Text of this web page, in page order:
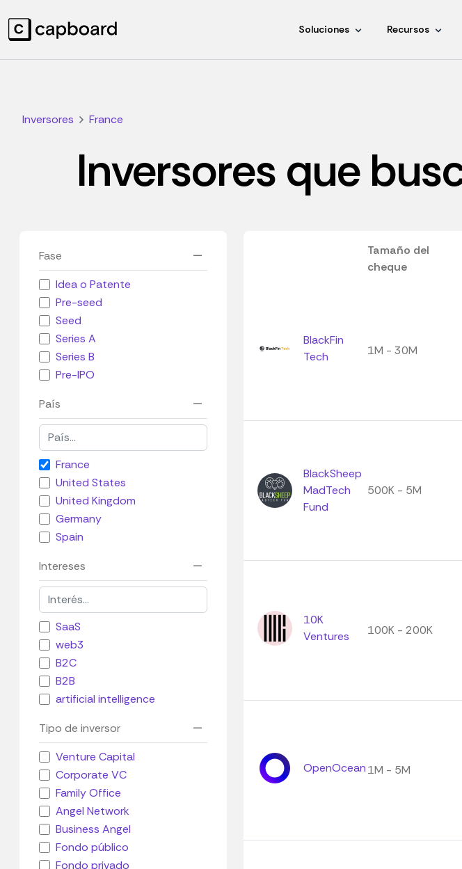
Soluciones Recursos
Inversores France
Inversores que
Fase
Idea o Patente
Pre-seed
Seed
Series A
Series B
Pre-IPO
País
France
United States
United Kingdom
Germany
Spain
Intereses
SaaS
web3
B2C
B2B
artificial intelligence
Tipo de inversor
Venture Capital
Corporate VC
Family Office
Angel Network
Business Angel
Fondo público
Fondo privado
Tamaño del
cheque
BlackFin
Tech
1M - 30M
BlackSheep
MadTech
Fund
500K - 5M
10K
Ventures
100K - 200K
OpenOcean1M - 5M